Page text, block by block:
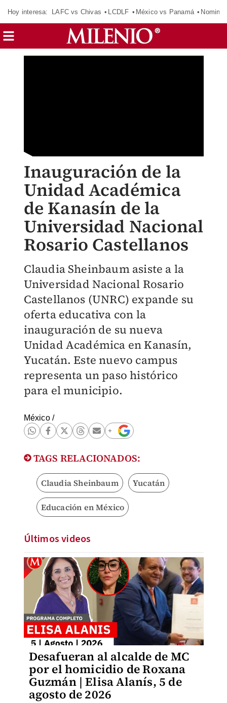
Hoy interesa: LAFC vs Chivas LCDLF México vs Panamá
Inauguración de la
Unidad Académica
de Kanasín de la
Universidad Nacional
Rosario Castellanos
Claudia Sheinbaum asiste a la
Universidad Nacional Rosario
Castellanos (UNRC) expande su
oferta educativa con la
inauguración de su nueva
Unidad Académica en Kanasín,
Yucatán. Este nuevo campus
representa un paso histórico
para el municipio.
México/
TAGS RELACIONADOS:
Claudia Sheinbaum Yucatán
Educación en México
Últimos videos
Desafueran al alcalde de MC
por el homicidio de Roxana
Guzmán | Elisa Alanís, 5 de
agosto de 2026